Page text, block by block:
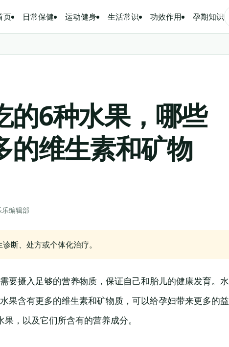
页 日常保健 运动健身 生活常识 功效作用 孕期知识
的6种水果，哪些
的维生素和矿物
编辑部
断、处方或个体化治疗。
要摄入足够的营养物质，保证自己和胎儿的健康发育。水
果含有更多的维生素和矿物质，可以给孕妇带来更多的益
，以及它们所含有的营养成分。